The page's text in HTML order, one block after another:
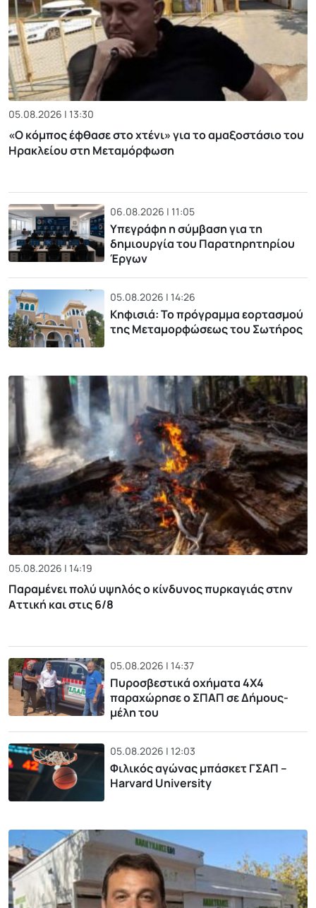
05.08.2026 | 13:30
«Ο κόμπος έφθασε στο χτένι» για το αμαξοστάσιο του
Ηρακλείου στη Μεταμόρφωση
06.08.2026 | 11:05
Υπεγράφη η σύμβαση για τη
δημιουργία του Παρατηρητηρίου
Έργων
05.08.2026 | 14:26
Κηφισιά: Το πρόγραμμα εορτασμού
της Μεταμορφώσεως του Σωτήρος
05.08.2026 | 14:19
Παραμένει πολύ υψηλός ο κίνδυνος πυρκαγιάς στην
Αττική και στις 6/8
05.08.2026 | 14:37
Πυροσβεστικά οχήματα 4Χ4
παραχώρησε ο ΣΠΑΠ σε Δήμους-
μέλη του
05.08.2026 | 12:03
Φιλικός αγώνας μπάσκετ ΓΣΑΠ –
Harvard University